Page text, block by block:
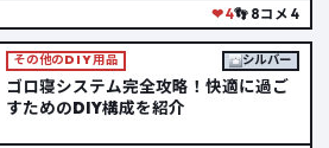
❤ 4👣 8コメ 4
その他のDIY用品 シルバー
ゴロ寝システム完全攻略！快適に過ご
すためのDIY構成を紹介